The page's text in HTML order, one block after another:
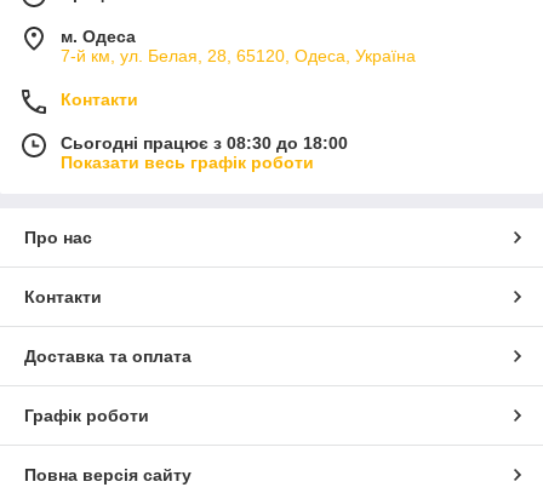
м. Одеса
7-й км, ул. Белая, 28, 65120, Одеса, Україна
Контакти
Сьогодні працює з 08:30 до 18:00
Показати весь графік роботи
Про нас
Контакти
Доставка та оплата
Графік роботи
Повна версія сайту